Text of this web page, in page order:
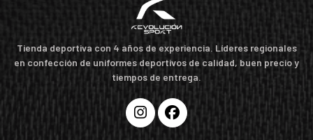
Tienda deportiva con 4 años de experiencia. Líderes regionales
en confección de uniformes deportivos de calidad, buen precio y
tiempos de entrega.